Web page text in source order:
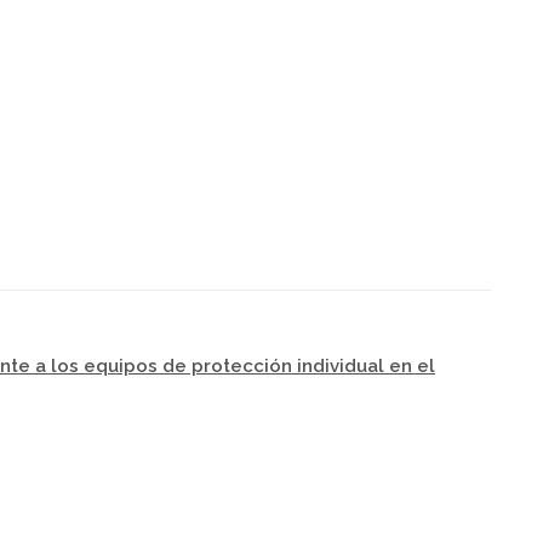
a los equipos de protección individual en el